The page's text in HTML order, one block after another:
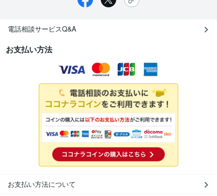
電話相談サービスQ&A
お支払い方法
お支払い方法について